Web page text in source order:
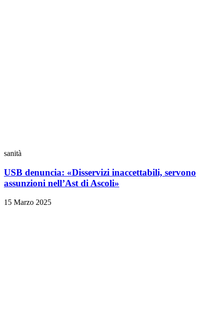
sanità
USB denuncia: «Disservizi inaccettabili, servono
assunzioni nell’Ast di Ascoli»
15 Marzo 2025